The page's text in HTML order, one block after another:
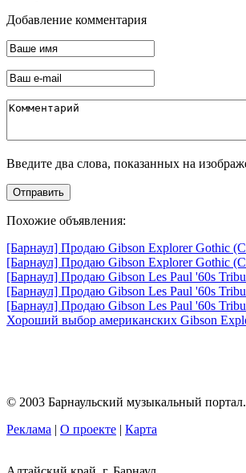
Добавление комментария
Введите два слова, показанных на
Отправить
Похожие объявления:
[Барнаул] Продаю Gibson Explorer Gothic
[Барнаул] Продаю Gibson Explorer Gothic
[Барнаул] Продаю Gibson Les Paul '60s
[Барнаул] Продаю Gibson Les Paul '60s
[Барнаул] Продаю Gibson Les Paul '60s
Хороший выбор американских Gibson
© 2003 Барнаульский музыкальный
Реклама | О проекте | Карта